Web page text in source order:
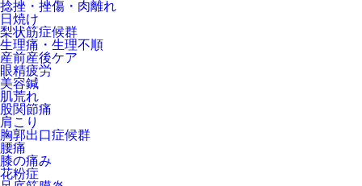
捻挫・挫傷・肉離れ
日焼け
梨状筋症候群
生理痛・生理不順
産前産後ケア
眼精疲労
美容鍼
肌荒れ
股関節痛
肩こり
胸郭出口症候群
腰痛
膝の痛み
花粉症